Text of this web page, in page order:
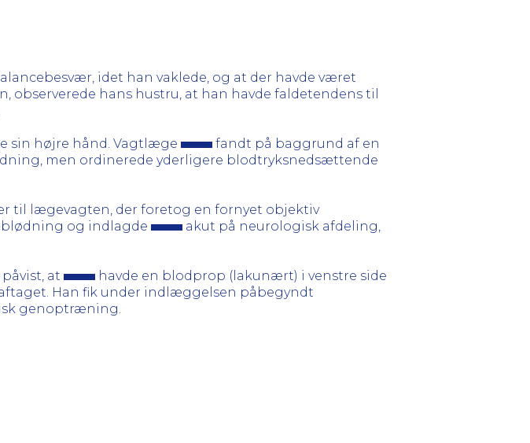
idet han vaklede, og at der havde været
observerede hans hustru, at han havde faldetendens til
sin højre hånd. Vagtlæge
fandt på baggrund af en
men ordinerede yderligere blodtryksnedsættende
til lægevagten, der foretog en fornyet objektiv
og indlagde
akut på neurologisk afdeling,
at
havde en blodprop (lakunært) i venstre side
Han fik under indlæggelsen påbegyndt
genoptræning.